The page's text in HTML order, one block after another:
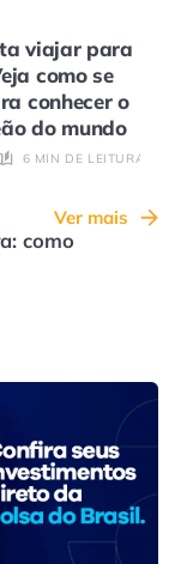
viajar para
como se
conhecer o
do mundo
6 MIN DE LEITURA
Ver mais
como